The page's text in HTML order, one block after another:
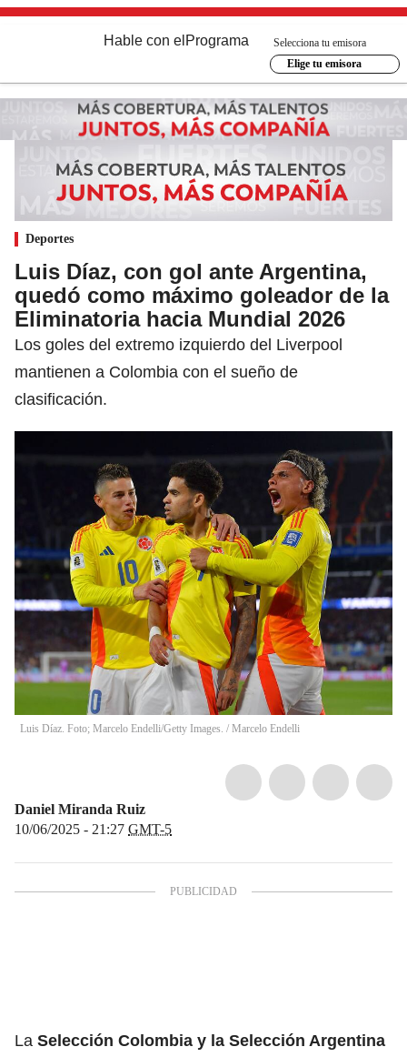
Hable con el Programa
Selecciona tu emisora
Elige tu emisora
Deportes
Luis Díaz, con gol ante Argentina,
quedó como máximo goleador de la
Eliminatoria hacia Mundial 2026
Los goles del extremo izquierdo del Liverpool
mantienen a Colombia con el sueño de
clasificación.
Luis Díaz. Foto; Marcelo Endelli/Getty Images. / Marcelo Endelli
Daniel Miranda Ruiz
10/06/2025 - 21:27 GMT-5
La Selección Colombia y la Selección Argentina